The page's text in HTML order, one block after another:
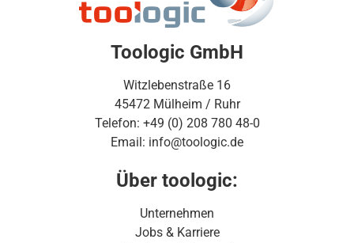
Toologic GmbH
Witzlebenstraße 16
45472 Mülheim / Ruhr
Telefon: +49 (0) 208 780 48-0
Email: info@toologic.de
Über toologic:
Unternehmen
Jobs & Karriere